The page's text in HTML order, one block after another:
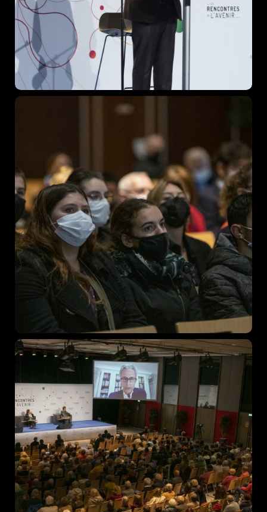
Topics
Business Engineering Growth
When
Sunday to Wednesday
December 23 to 26, 2022
Los Angeles CA 95716
Get directions